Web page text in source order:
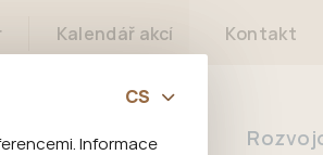
Informace
Kalendář akcí Kontakt
Manuál